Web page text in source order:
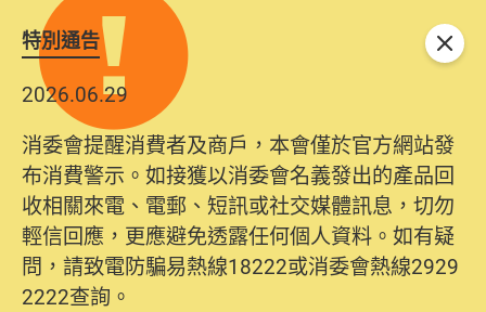
特別通告
2026.06.29
消委會提醒消費者及商戶，本會僅於官方網站發
布消費警示。如接獲以消委會名義發出的產品回
收相關來電、電郵、短訊或社交媒體訊息，切勿
輕信回應，更應避免透露任何個人資料。如有疑
問，請致電防騙易熱線18222或消委會熱線2929
2222查詢。
關閉